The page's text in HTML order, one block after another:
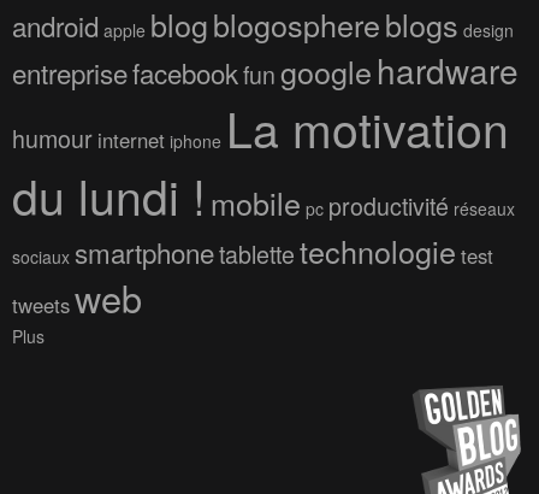
android apple blogblogosphereblogs design
entreprisefacebookfungooglehardware
humour internet iphone La motivation
du lundi ! mobile pc productivité réseaux
sociaux smartphonetablettetechnologie test
tweetsweb
Plus